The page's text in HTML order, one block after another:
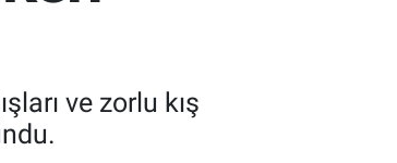
ve zorlu kış